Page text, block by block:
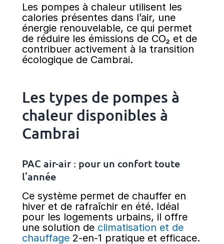
Les pompes à chaleur utilisent les
calories présentes dans l’air, une
énergie renouvelable, ce qui permet
de réduire les émissions de CO₂ et de
contribuer activement à la transition
écologique de Cambrai.
Les types de pompes à
chaleur disponibles à
Cambrai
PAC air-air : pour un confort toute
l’année
Ce système permet de chauffer en
hiver et de rafraîchir en été. Idéal
pour les logements urbains, il offre
une solution de climatisation et de
chauffage 2-en-1 pratique et efficace.